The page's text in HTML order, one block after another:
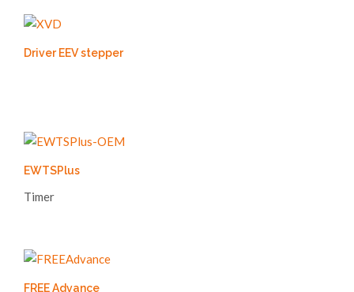
Driver EEV stepper
EWTSPlus
Timer
FREE Advance